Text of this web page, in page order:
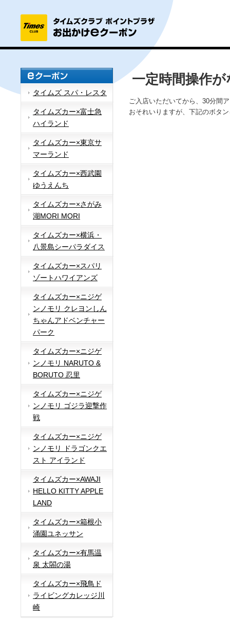
タイムズ スパ・レスタ
タイムズカー×富士急
ハイランド
タイムズカー×東京サ
マーランド
タイムズカー×西武園
ゆうえんち
タイムズカー×さがみ
湖MORI MORI
タイムズカー×横浜・
八景島シーパラダイス
タイムズカー×スパリ
ゾートハワイアンズ
タイムズカー×ニジゲ
ンノモリ クレヨンしん
ちゃんアドベンチャー
パーク
タイムズカー×ニジゲ
ンノモリ NARUTO &
BORUTO 忍里
タイムズカー×ニジゲ
ンノモリ ゴジラ迎撃作
戦
タイムズカー×ニジゲ
ンノモリ ドラゴンクエ
スト アイランド
タイムズカー×AWAJI
HELLO KITTY APPLE
LAND
タイムズカー×箱根小
涌園ユネッサン
タイムズカー×有馬温
泉 太閤の湯
タイムズカー×飛鳥ド
ライビングカレッジ川
崎
一定時間操作
ご入店いただいてから、30分間
おそれいりますが、下記のボタ